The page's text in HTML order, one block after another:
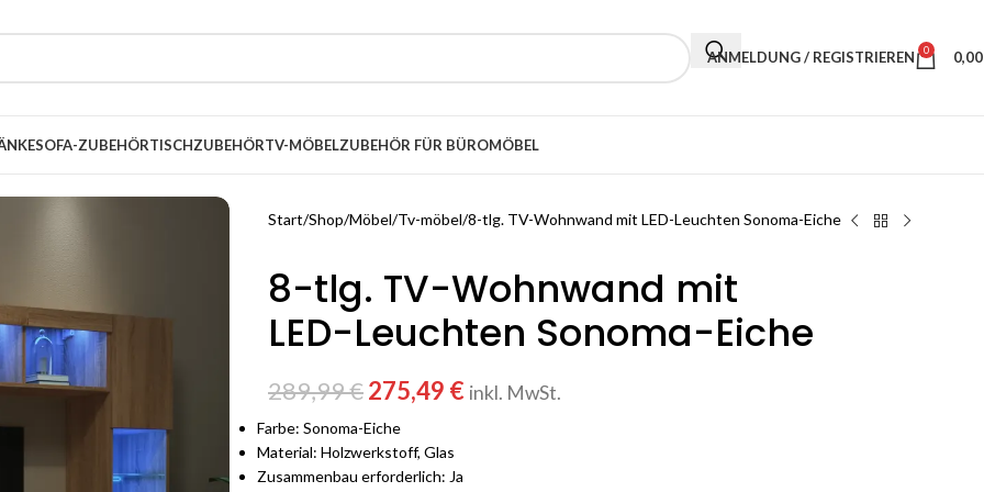
ANMELDUNG / REGISTRIEREN 0
SOFA-ZUBEHÖRTISCHZUBEHÖRTV-MÖBELZUBEHÖR FÜR BÜROMÖBEL
Start Shop Möbel Tv-möbel 8-tlg. TV-Wohnwand mit LED-Leuchten Sonoma-Eiche
8-tlg. TV-Wohnwand mit
LED-Leuchten Sonoma-Eiche
289,99€275,49 € inkl. MwSt.
Farbe: Sonoma-Eiche
Material: Holzwerkstoff, Glas
Zusammenbau erforderlich: Ja